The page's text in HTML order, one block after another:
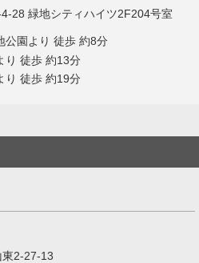
28 緑地シティハイツ2F204号室
公園より 徒歩 約8分
り 徒歩 約13分
り 徒歩 約19分
東2-27-13